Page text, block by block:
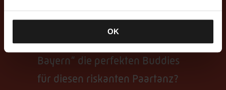
OK
findet nun aber ein Teil des
„Immateriellen Kulturerbes in
Bayern“ die perfekten Buddies
für diesen riskanten Paartanz?